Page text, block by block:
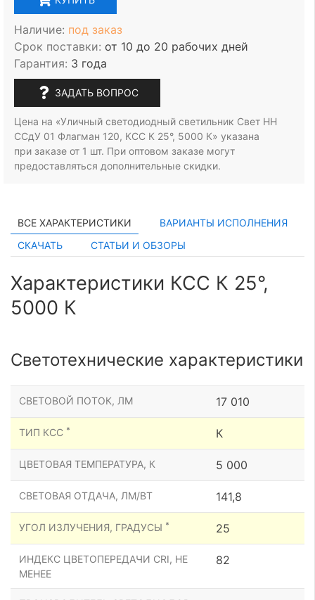
Наличие: под заказ
Срок поставки: от 10 до 20 рабочих дней
Гарантия: 3 года
ЗАДАТЬ ВОПРОС
Цена на «Уличный светодиодный светильник Свет НН
ССдУ 01 Флагман 120, КСС К 25°, 5000 К» указана
при заказе от 1 шт. При оптовом заказе могут
предоставляться дополнительные скидки.
ВСЕ ХАРАКТЕРИСТИКИ
ВАРИАНТЫ ИСПОЛНЕНИЯ
СКАЧАТЬ
СТАТЬИ И ОБЗОРЫ
Характеристики КСС К 25°,
5000 К
Светотехнические характеристики
СВЕТОВОЙ ПОТОК, ЛМ 17 010
ТИП КСС * К
ЦВЕТОВАЯ ТЕМПЕРАТУРА, К 5 000
СВЕТОВАЯ ОТДАЧА, ЛМ/ВТ 141,8
УГОЛ ИЗЛУЧЕНИЯ, ГРАДУСЫ * 25
ИНДЕКС ЦВЕТОПЕРЕДАЧИ CRI, НЕ
МЕНЕЕ
82